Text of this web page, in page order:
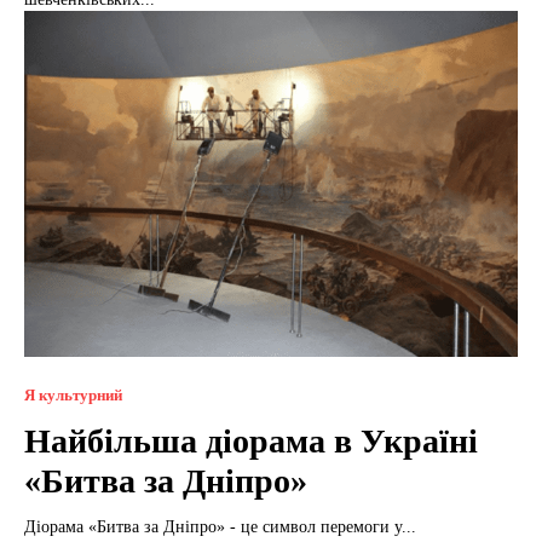
Я культурний
Найбільша діорама в Україні
«Битва за Дніпро»
Діорама «Битва за Дніпро» - це символ перемоги у...